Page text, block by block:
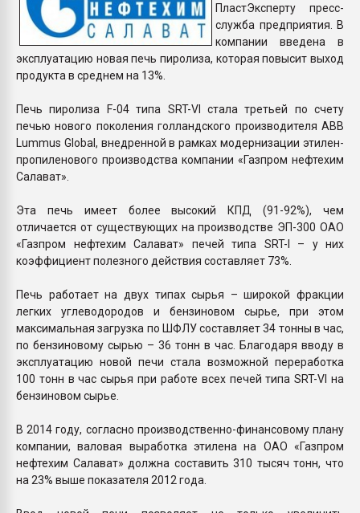
ПластЭксперту пресс-
служба предприятия. В
компании введена в
эксплуатацию новая печь пиролиза, которая повысит выход
продукта в среднем на 13%.
Печь пиролиза F-04 типа SRT-VI стала третьей по счету
печью нового поколения голландского производителя ABB
Lummus Global, внедренной в рамках модернизации этилен-
пропиленового производства компании «Газпром нефтехим
Салават».
Эта печь имеет более высокий КПД (91-92%), чем
отличается от существующих на производстве ЭП-300 ОАО
«Газпром нефтехим Салават» печей типа SRT-I – у них
коэффициент полезного действия составляет 73%.
Печь работает на двух типах сырья – широкой фракции
легких углеводородов и бензиновом сырье, при этом
максимальная загрузка по ШФЛУ составляет 34 тонны в час,
по бензиновому сырью – 36 тонн в час. Благодаря вводу в
эксплуатацию новой печи стала возможной переработка
100 тонн в час сырья при работе всех печей типа SRT-VI на
бензиновом сырье.
В 2014 году, согласно производственно-финансовому плану
компании, валовая выработка этилена на ОАО «Газпром
нефтехим Салават» должна составить 310 тысяч тонн, что
на 23% выше показателя 2012 года.